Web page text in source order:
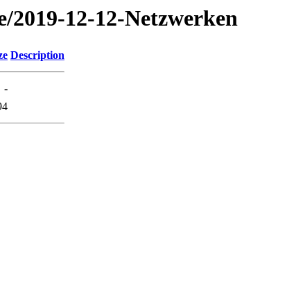
12-12-Netzwerken
Description
-